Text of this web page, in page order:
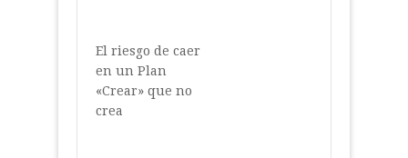
El riesgo de caer
en un Plan
«Crear» que no
crea